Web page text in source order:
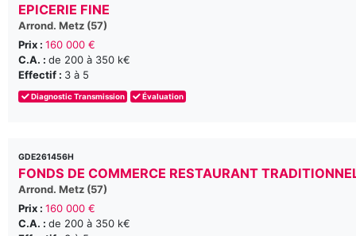
EPICERIE FINE
Arrond. Metz (57)
Prix :160 000 €
C.A. :de 200 à 350 k€
Effectif : 3 à 5
Diagnostic Transmission Évaluation
GDE261456H
FONDS DE COMMERCE RESTAURANT
Arrond. Metz (57)
Prix :160 000 €
C.A. :de 200 à 350 k€